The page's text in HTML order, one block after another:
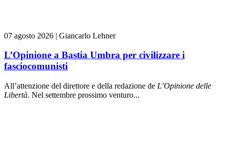
07 agosto 2026 | Giancarlo Lehner
L’Opinione a Bastia Umbra per civilizzare i
fasciocomunisti
All’attenzione del direttore e della redazione de L’Opinione delle
Libertà. Nel settembre prossimo venturo...